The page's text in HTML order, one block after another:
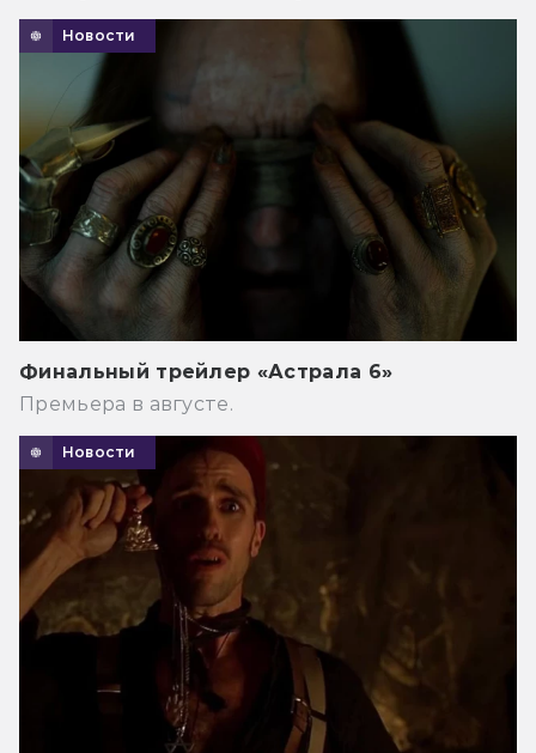
Новости
Финальный трейлер «Астрала 6»
Премьера в августе.
Новости